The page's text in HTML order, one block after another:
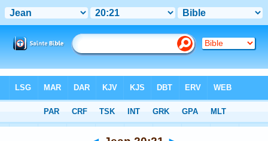
Chapitre 20> Verset 21